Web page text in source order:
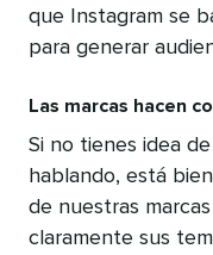
que Instagram se
para generar
Las marcas hacen
Si no tienes idea
hablando, está
de nuestras
claramente sus